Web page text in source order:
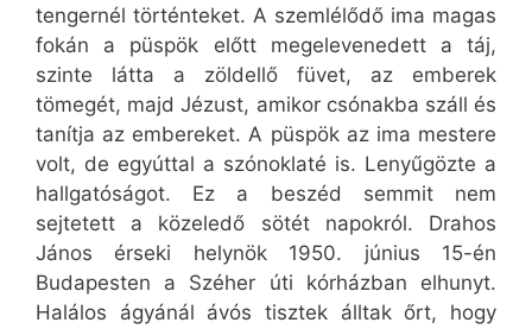
tengernél történteket. A szemlélődő ima magas
fokán a püspök előtt megelevenedett a táj,
szinte látta a zöldellő füvet, az emberek
tömegét, majd Jézust, amikor csónakba száll és
tanítja az embereket. A püspök az ima mestere
volt, de egyúttal a szónoklaté is. Lenyűgözte a
hallgatóságot. Ez a beszéd semmit nem
sejtetett a közeledő sötét napokról. Drahos
János érseki helynök 1950. június 15-én
Budapesten a Széher úti kórházban elhunyt.
Halálos ágyánál ávós tisztek álltak őrt, hogy